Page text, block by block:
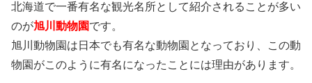
北海道で一番有名な観光名所として紹介されることが多い
のが旭川動物園です。
旭川動物園は日本でも有名な動物園となっており、この動
物園がこのように有名になったことには理由があります。